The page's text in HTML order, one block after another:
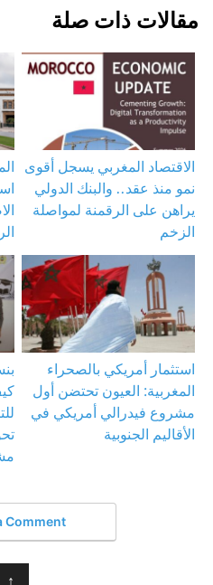
مقالات ذات صلة
الاقتصاد المغربي يسجل أقوى
نمو منذ عقد.. والبنك الدولي
يراهن على الرقمنة لمواصلة
الزخم
استثمار أمريكي بالصحراء
المغربية: العيون تحتضن أول
مشروع فيدرالي أمريكي في
الأقاليم الجنوبية
Comment
↑